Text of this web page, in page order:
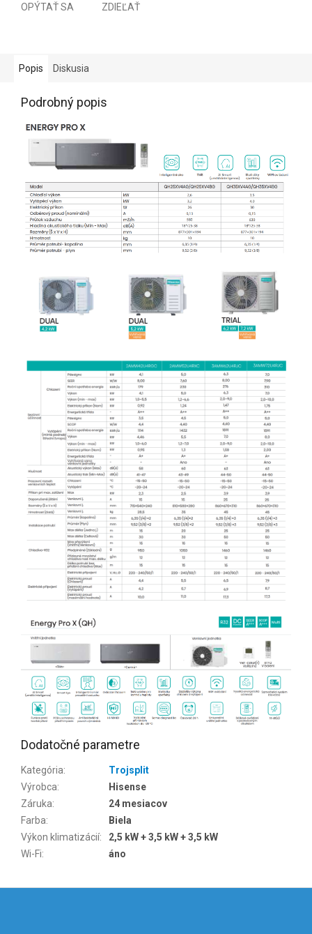
OPÝTAŤ SA ZDIEĽAŤ
Popis Diskusia
Podrobný popis
Dodatočné parametre
Kategória:
Trojsplit
Výrobca:
Hisense
Záruka:
24 mesiacov
Farba:
Biela
Výkon klimatizácií:
2,5 kW + 3,5 kW + 3,5 kW
Wi-Fi: áno